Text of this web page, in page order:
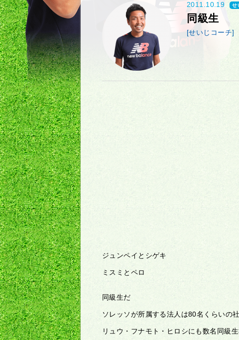
2011.10.19 せ
同級生
[せいじコーチ]
ジュンペイとシゲキ
ミスミとペロ
同級生だ
ソレッソが所属する法人は80名くらいの
リュウ・フナモト・ヒロシにも数名同級